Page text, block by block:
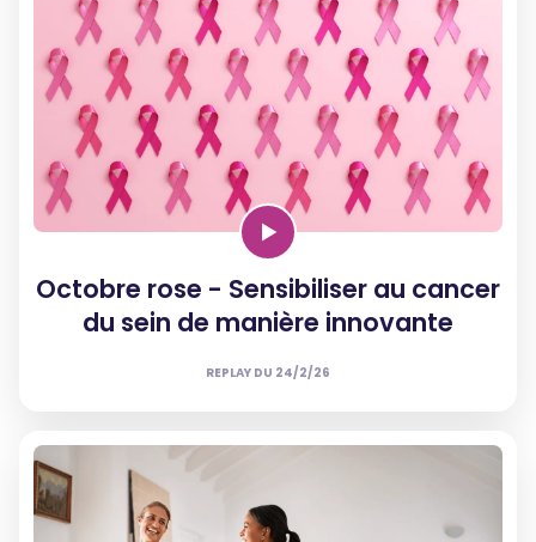
Octobre rose - Sensibiliser au cancer
du sein de manière innovante
REPLAY DU 24/2/26